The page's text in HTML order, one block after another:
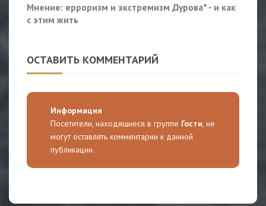
Мнение: ерроризм и экстремизм Дурова* - и как
с этим жить
ОСТАВИТЬ КОММЕНТАРИЙ
Информация
Посетители, находящиеся в группе Гости , не
могут оставлять комментарии к данной
публикации.